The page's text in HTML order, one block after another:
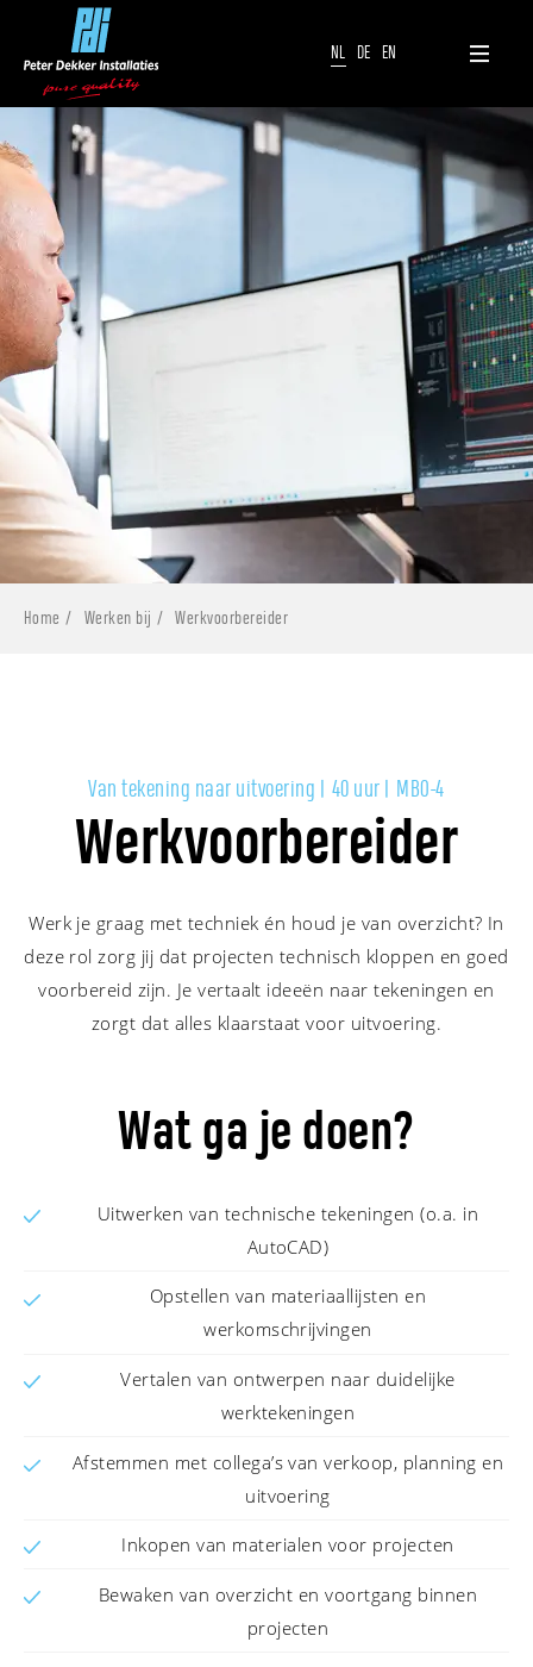
NL DE EN
Home Werken bij Werkvoorbereider
Van tekening naar uitvoering | 40 uur | MBO-4
Werkvoorbereider
Werk je graag met techniek én houd je van overzicht? In
deze rol zorg jij dat projecten technisch kloppen en goed
voorbereid zijn. Je vertaalt ideeën naar tekeningen en
zorgt dat alles klaarstaat voor uitvoering.
Wat ga je doen?
Uitwerken van technische tekeningen (o.a. in
AutoCAD)
Opstellen van materiaallijsten en
werkomschrijvingen
Vertalen van ontwerpen naar duidelijke
werktekeningen
Afstemmen met collega’s van verkoop, planning en
uitvoering
Inkopen van materialen voor projecten
Bewaken van overzicht en voortgang binnen
projecten